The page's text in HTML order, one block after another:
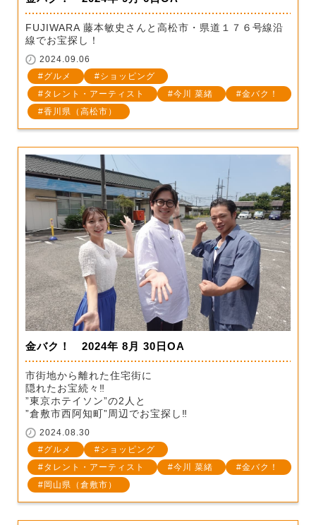
FUJIWARA 藤本敏史さんと高松市・県道１７６号線沿
線でお宝探し！
2024.09.06
グルメ
ショッピング
タレント・アーティスト
今川 菜緒
金バク！
香川県（高松市）
金バク！ 2024年 8月 30日OA
市街地から離れた住宅街に
隠れたお宝続々‼
”東京ホテイソン”の2人と
”倉敷市西阿知町”周辺でお宝探し‼
2024.08.30
グルメ
ショッピング
タレント・アーティスト
今川 菜緒
金バク！
岡山県（倉敷市）